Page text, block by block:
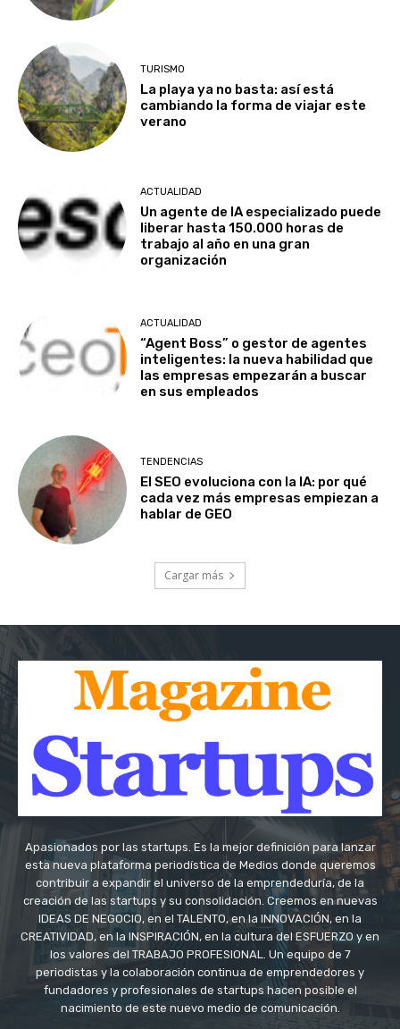
TURISMO
La playa ya no basta: así está
cambiando la forma de viajar este
verano
ACTUALIDAD
Un agente de IA especializado puede
liberar hasta 150.000 horas de
trabajo al año en una gran
organización
ACTUALIDAD
“Agent Boss” o gestor de agentes
inteligentes: la nueva habilidad que
las empresas empezarán a buscar
en sus empleados
TENDENCIAS
El SEO evoluciona con la IA: por qué
cada vez más empresas empiezan a
hablar de GEO
Cargar más
Apasionados por las startups. Es la mejor definición para lanzar
esta nueva plataforma periodística de Medios donde queremos
contribuir a expandir el universo de la emprendeduría, de la
creación de las startups y su consolidación. Creemos en nuevas
IDEAS DE NEGOCIO, en el TALENTO, en la INNOVACIÓN, en la
CREATIVIDAD, en la INSPIRACIÓN, en la cultura del ESFUERZO y en
los valores del TRABAJO PROFESIONAL. Un equipo de 7
periodistas y la colaboración continua de emprendedores y
fundadores y profesionales de startups hacen posible el
nacimiento de este nuevo medio de comunicación.